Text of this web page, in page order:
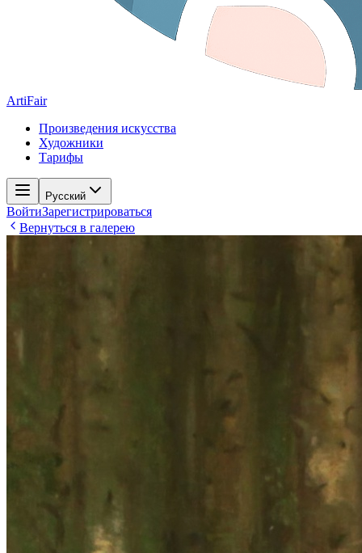
ArtiFair
Произведения искусства
Художники
Тарифы
Русский
ВойтиЗарегистрироваться
Вернуться в галерею